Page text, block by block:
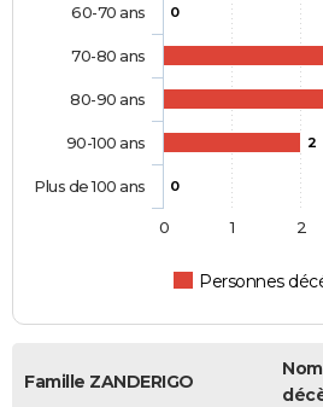
0
2
0
Personnes
60-70 ans
70-80 ans
80-90 ans
90-100 ans
Plus de 100 ans
0 1 2
Famille ZANDERIGO